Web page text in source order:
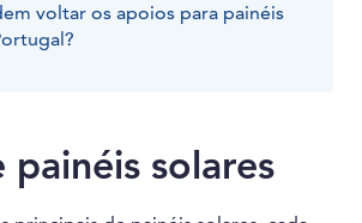
voltar os apoios para painéis
painéis solares